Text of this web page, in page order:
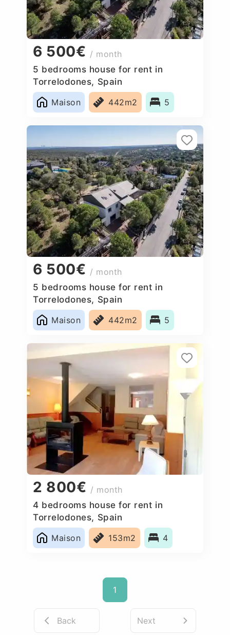
6 500€ / month
5 bedrooms house for rent in
Torrelodones, Spain
Maison
442m2 5
6 500€ / month
5 bedrooms house for rent in
Torrelodones, Spain
Maison
442m2 5
2 800€ / month
4 bedrooms house for rent in
Torrelodones, Spain
Maison
153m2 4
1
Back Next